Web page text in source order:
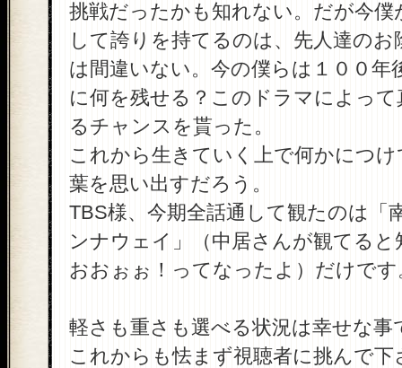
挑戦だったかも知れない。だが今僕
して誇りを持てるのは、先人達のお
は間違いない。今の僕らは１００年
に何を残せる？このドラマによって
るチャンスを貰った。
これから生きていく上で何かにつ
葉を思い出すだろう。
TBS様、今期全話通して観たのは「
ンナウェイ」（中居さんが観てると
おおぉぉ！ってなったよ）だけです
軽さも重さも選べる状況は幸せな事
これからも怯まず視聴者に挑んで下